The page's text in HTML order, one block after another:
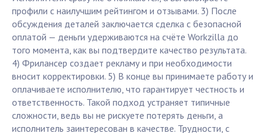
профили с наилучшим рейтингом и отзывами. 3) После
обсуждения деталей заключается сделка с безопасной
оплатой — деньги удерживаются на счёте Workzilla до
того момента, как вы подтвердите качество результата.
4) Фрилансер создает рекламу и при необходимости
вносит корректировки. 5) В конце вы принимаете работу и
оплачиваете исполнителю, что гарантирует честность и
ответственность. Такой подход устраняет типичные
сложности, ведь вы не рискуете потерять деньги, а
исполнитель заинтересован в качестве. Трудности, с